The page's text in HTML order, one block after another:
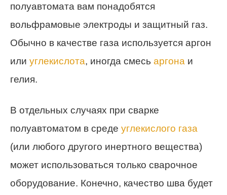
полуавтомата вам понадобятся
вольфрамовые электроды и защитный газ.
Обычно в качестве газа используется аргон
или углекислота, иногда смесь аргона и
гелия.
В отдельных случаях при сварке
полуавтоматом в среде углекислого газа
(или любого другого инертного вещества)
может использоваться только сварочное
оборудование. Конечно, качество шва будет